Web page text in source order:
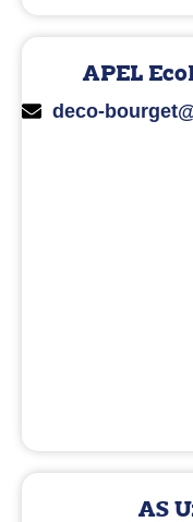
APEL
deco-
AS